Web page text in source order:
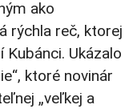
ako
rýchla reč, ktorej
Ukázalo
ktoré novinár
„veľkej a